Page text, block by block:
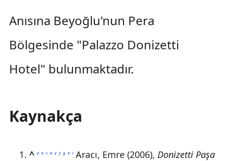
Anısına Beyoğlu'nun Pera
Bölgesinde "Palazzo Donizetti
Hotel" bulunmaktadır.
Kaynakça
^ a b c d e f g h i Aracı, Emre (2006), Donizetti Paşa